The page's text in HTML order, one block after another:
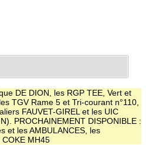
DE DION, les RGP TEE, Vert et
TGV Rame 5 et Tri-courant n°110,
FAUVET-GIREL et les UIC
PROCHAINEMENT DISPONIBLE :
et les AMBULANCES, les
MH45